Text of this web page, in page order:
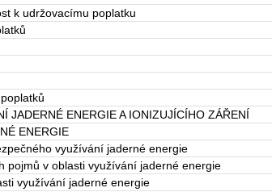
k udržovacímu poplatku
JADERNÉ ENERGIE A IONIZUJÍCÍHO ZÁŘENÍ
ENERGIE
využívání jaderné energie
pojmů v oblasti využívání jaderné energie
využívání jaderné energie